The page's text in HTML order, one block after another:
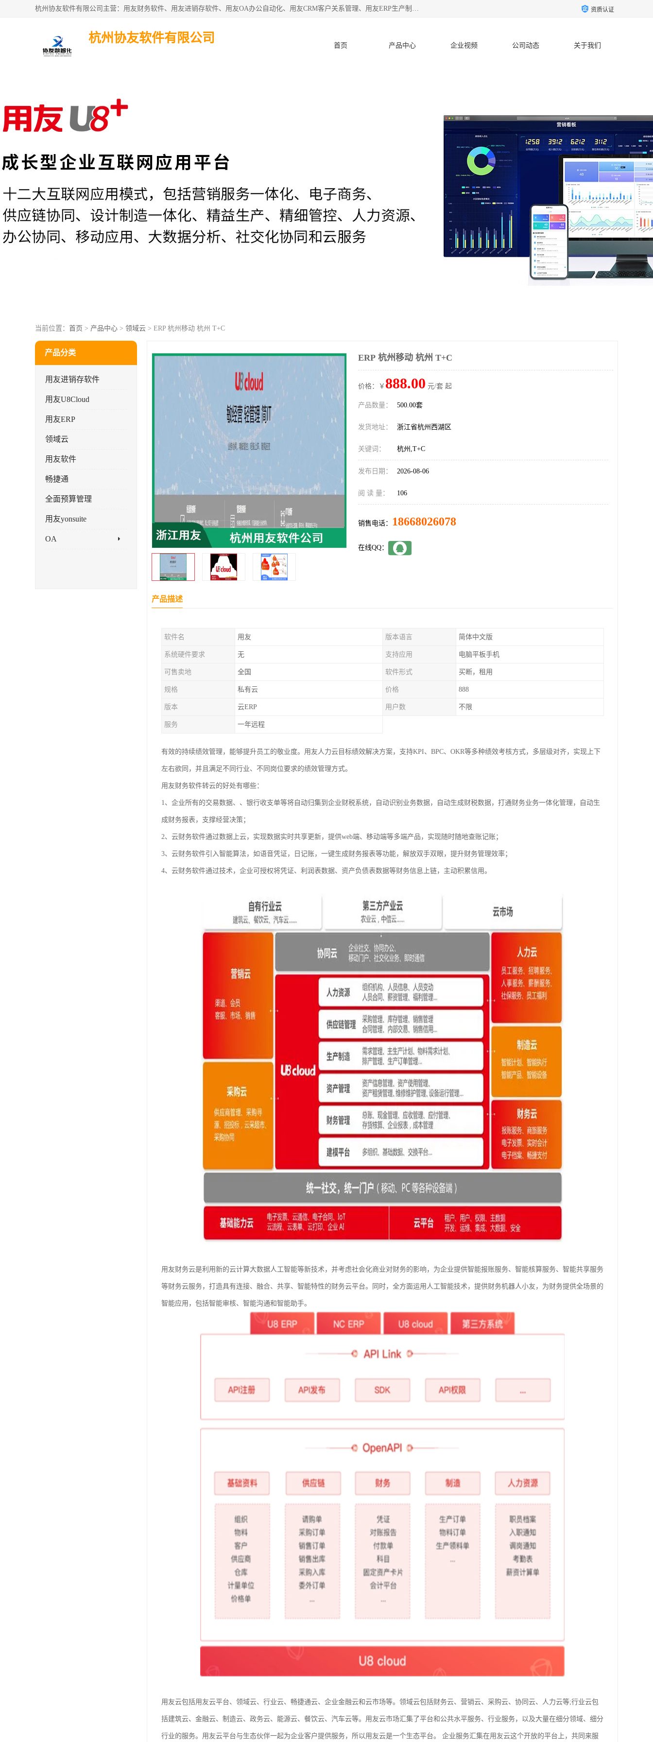
杭州协友软件有限公司主营：用友财务软件、用友进销存软件、用友OA办公自动化、用友CRM客户关系管理、用友ERP生产制造管理等;是一家用友管理软件咨询服务商。自创立至今，一直致力于为客户提供顾问式ERP管理解决方案务，为企业提供了财务管理、供应链和物流管理、生产制造管理、管理、知识与协同管理、客户关系管理等信息化建设领域的应用。 资质认证
杭州协友软件有限公司
首页 产品中心 企业视频 公司动态 关于我们
当前位置： 首页 > 产品中心 > 领域云 > ERP 杭州移动 杭州 T+C
产品分类
用友进销存软件
用友U8Cloud
用友ERP
领域云
用友软件
畅捷通
全面预算管理
用友yonsuite
OA
ERP 杭州移动 杭州 T+C
价格：￥ 888.00 元/套 起
产品数量： 500.00套
发货地址： 浙江省杭州西湖区
关键词： 杭州,T+C
发布日期： 2026-08-06
阅 读 量： 106
销售电话： 18668026078
在线QQ：
产品描述
软件名 用友 版本语言 简体中文版
系统硬件要求 无 支持应用 电脑平板手机
可售卖地 全国 软件形式 买断，租用
规格 私有云 价格 888
版本 云ERP 用户数 不限
服务 一年远程
有效的持续绩效管理，能够提升员工的敬业度。用友人力云目标绩效解决方案，支持KPI、BPC、OKR等多种绩效考核方式，多层级对齐，实现上下
左右欲同，并且满足不同行业、不同岗位要求的绩效管理方式。
用友财务软件转云的好处有哪些：
1、企业所有的交易数据、、银行收支单等将自动归集到企业财税系统，自动识别业务数据，自动生成财税数据，打通财务业务一体化管理，自动生
成财务报表，支撑经营决策；
2、云财务软件通过数据上云，实现数据实时共享更新，提供web端、移动端等多端产品，实现随时随地查账记账；
3、云财务软件引入智能算法，如语音凭证，日记账，一键生成财务报表等功能，解放双手双眼，提升财务管理效率；
4、云财务软件通过技术，企业可授权将凭证、利润表数据、资产负债表数据等财务信息上链，主动积累信用。
用友财务云是利用新的云计算大数据人工智能等新技术，并考虑社会化商业对财务的影响，为企业提供智能报账服务、智能核算服务、智能共享服务
等财务云服务，打造具有连接、融合、共享、智能特性的财务云平台。同时，全方面运用人工智能技术，提供财务机器人小友，为财务提供全场景的
智能应用，包括智能审核、智能沟通和智能助手。
用友云包括用友云平台、领域云、行业云、畅捷通云、企业金融云和云市场等。领域云包括财务云、营销云、采购云、协同云、人力云等;行业云包
括建筑云、金融云、制造云、政务云、能源云、餐饮云、汽车云等。用友云市场汇集了平台和公共水平服务、行业服务，以及大量在细分领域、细分
行业的服务。用友云平台与生态伙伴一起为企业客户提供服务，所以用友云是一个生态平台。 企业服务汇集在用友云这个开放的平台上，共同来服